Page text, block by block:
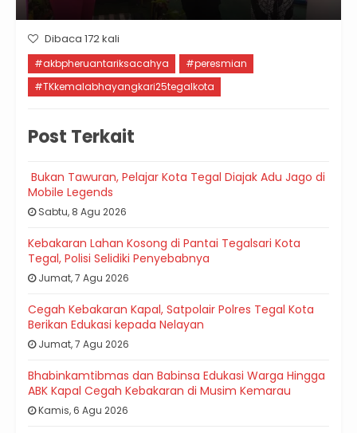
Dibaca 172 kali
#akbpheruantariksacahya
#peresmian
#TKkemalabhayangkari25tegalkota
Post Terkait
Bukan Tawuran, Pelajar Kota Tegal Diajak Adu Jago di
Mobile Legends
Sabtu, 8 Agu 2026
Kebakaran Lahan Kosong di Pantai Tegalsari Kota
Tegal, Polisi Selidiki Penyebabnya
Jumat, 7 Agu 2026
Cegah Kebakaran Kapal, Satpolair Polres Tegal Kota
Berikan Edukasi kepada Nelayan
Jumat, 7 Agu 2026
Bhabinkamtibmas dan Babinsa Edukasi Warga Hingga
ABK Kapal Cegah Kebakaran di Musim Kemarau
Kamis, 6 Agu 2026